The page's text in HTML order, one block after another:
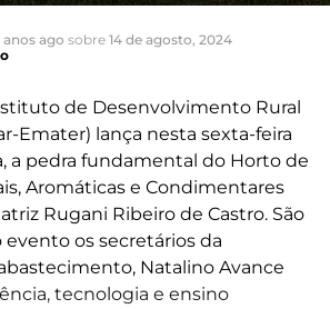
anos ago sobre 14 de agosto, 2024
de Desenvolvimento Rural
Emater) lança nesta sexta-feira
a pedra fundamental do Horto de
Aromáticas e Condimentares
Rugani Ribeiro de Castro. São
evento os secretários da
Natalino Avance
tecnologia e ensino